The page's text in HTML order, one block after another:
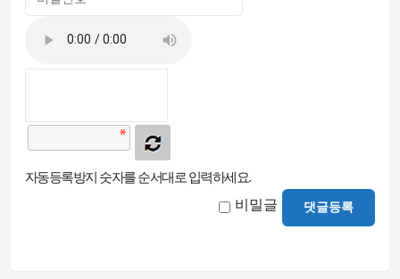
자동등록방지 숫자를 순서대로 입력하세요.
비밀글 댓글등록